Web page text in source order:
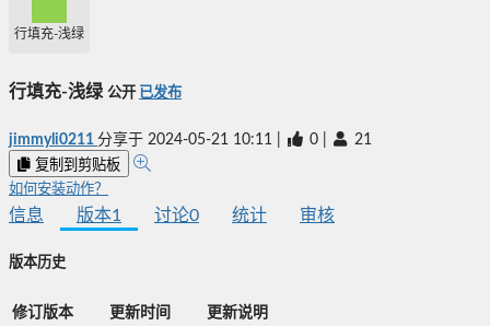
行填充-浅绿
行填充-浅绿 公开 已发布
jimmyli0211 分享于 2024-05-21 10:11 0 21
复制到剪贴板
如何安装动作？
信息 版本1 讨论0 统计 审核
版本历史
修订版本 更新时间
更新说明